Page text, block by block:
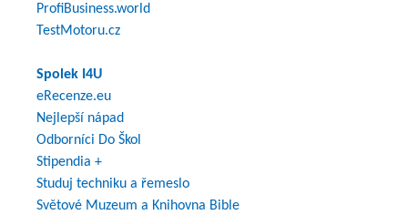
ProfiBusiness.world
TestMotoru.cz
Spolek I4U
eRecenze.eu
Nejlepší nápad
Odborníci Do Škol
Stipendia +
Studuj techniku a řemeslo
Světové Muzeum a Knihovna Bible